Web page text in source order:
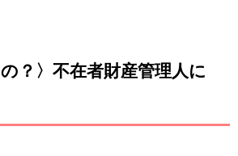
？〉不在者財産管理人に